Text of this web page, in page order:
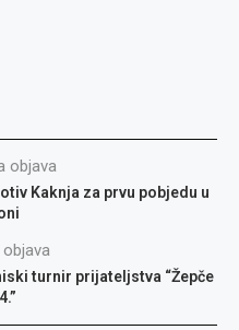
objava
Kaknja za prvu pobjedu u
turnir prijateljstva “Žepče